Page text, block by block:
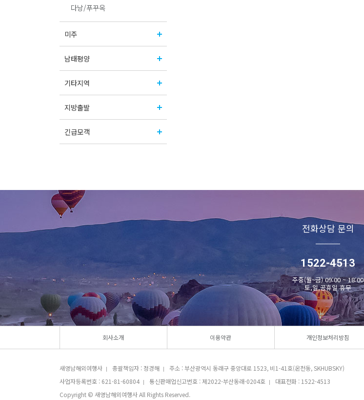
다낭/푸꾸옥
미주
남태평양
기타지역
지방출발
긴급모객
전화상담 문의
1522-4513
주중(월~금) 09:00 ~ 18:00
토,일,공휴일 휴무
회사소개 이용약관 개인정보처리방침
새영남해외여행사 | 총괄책임자 : 정경해 |
주소 : 부산광역시 동래구 중앙대로 1523, 비1-41호(온천동, SKHUBSKY)
사업자등록번호 : 621-81-60804
| 통신판매업신고번호 : 제2022-부산동래-0204호 |
대표전화 : 1522-4513
Copyright © 새영남해외여행사 All Rights Reserved.